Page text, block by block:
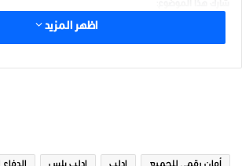
اظهر المزيد